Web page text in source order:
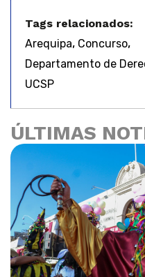
Tags relacionados:
Arequipa, Concurso,
Departamento de
UCSP
ÚLTIMAS